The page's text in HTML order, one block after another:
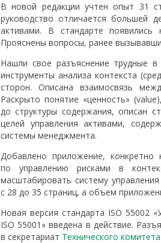
В новой редакции учтен опыт 31
руководство отличается большей
активами. В стандарте
Прояснены вопросы, ранее
Нашли свое разъяснение трудные
инструменты анализа контекста
сторон. Описана взаимосвязь
Раскрыто понятие «ценность»
до структуры содержания, описан
целей управления активами,
системы менеджмента.
Добавлено приложение,
по управлению рисками в
масштабировать систему
с 28 до 35 страниц, а объем
Новая версия стандарта ISO 55002
ISO 55001» введена в действие.
в секретариат Технического